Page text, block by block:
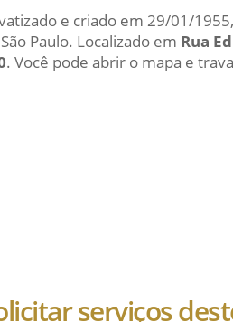
e criado em 29/01/
Paulo. Localizado em Rua
. Você pode abrir o mapa e
serviços